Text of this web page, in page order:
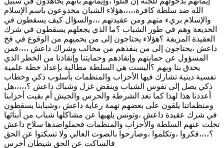
الله ضد سلطة كافرة،،،،،هؤلاء الشبان مخدوعون باسم الإسلام
والإسلام بريء منهم ومن عقيدتهم ،،،والسؤال كيف يسقطون في
الخديعة وهم في طور الشباب ؟ما الذي يجعلهم يسقطون في شرك
العقيدة المزيفة ؟هؤلاء يحتاجون إلى من يحميهم من الوقوع في فخ
داعش ،يحتاجون إلى من ينقذهم من مخالب وشراك داعش ،،،،فمن
المسؤول عن حمايتهم وإنقاذهم وحمايتنا وإنقاذنا من الخطر الذي
يحدق بنا وبهم ؟أليست هي السلطة مطالبة بإعداد خطة علمية
نفسية دينية تشارك فيها الأحزاب والمنظمات بأسلوب ذكي وخطاب
ذكي يصل إلى نفوس الشباب وينقض غزل وشباك داعش ؟،،،،،هل
أعددنا هذا لهذا كما نعد الشرطة والحرس والجيش أم بقيت أحزابنا
ومنظماتنا يلقون على بعضهم تهمة رعاية داعش ،وشبابنا يسقطون
في شرك عقيدة داعش ،وتونس يلهيها عن مشاكلها شباب من أبنائها
تخلت عنهم السلطة والأحزاب والمنظمات فحملواضدها سلاح داعش
؟،،،،فكروا ،وتكلموا ،وصارحوا بالصوت العالي ولا تسكتوا عن الحق
فالساكت عن الحق شيطان أخرس